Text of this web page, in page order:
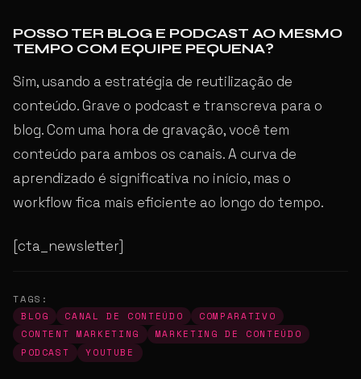
POSSO TER BLOG E PODCAST AO MESMO
TEMPO COM EQUIPE PEQUENA?
Sim, usando a estratégia de reutilização de
conteúdo. Grave o podcast e transcreva para o
blog. Com uma hora de gravação, você tem
conteúdo para ambos os canais. A curva de
aprendizado é significativa no início, mas o
workflow fica mais eficiente ao longo do tempo.
[cta_newsletter]
TAGS:
BLOG CANAL DE CONTEÚDO
COMPARATIVO
CONTENT MARKETING
MARKETING DE CONTEÚDO
PODCAST
YOUTUBE